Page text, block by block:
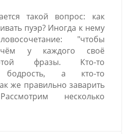
такой вопрос: как
пуэр? Иногда к нему
"чтобы
у каждого своё
фразы. Кто-то
бодрость, а кто-то
же правильно заварить
несколько